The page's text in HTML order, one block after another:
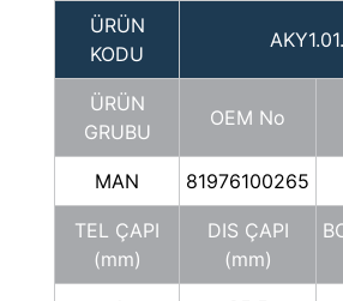
ÜRÜN
KODU
ÜRÜN
GRUBU
OEM No
MAN 81976100265
TEL ÇAPI
(mm)
DIS ÇAPI
(mm)